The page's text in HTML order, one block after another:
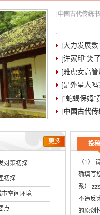
[中国古代传统书院
[大力发展
[许家印“笑
[雅虎女高
[是外星人
[“蛇蝎保姆
[中国古代
更多
对策初探
初探
市空间环境―
点
投
（1）
确填写
系）
不违反
的原创